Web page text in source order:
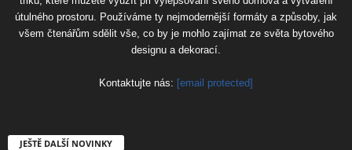
útulného prostoru. Používáme ty nejmodernější formáty a způsoby, jak
všem čtenářům sdělit vše, co by je mohlo zajímat ze světa bytového
designu a dekorací.
Kontaktujte nás: [email protected]
JEŠTĚ DALŠÍ NOVINKY